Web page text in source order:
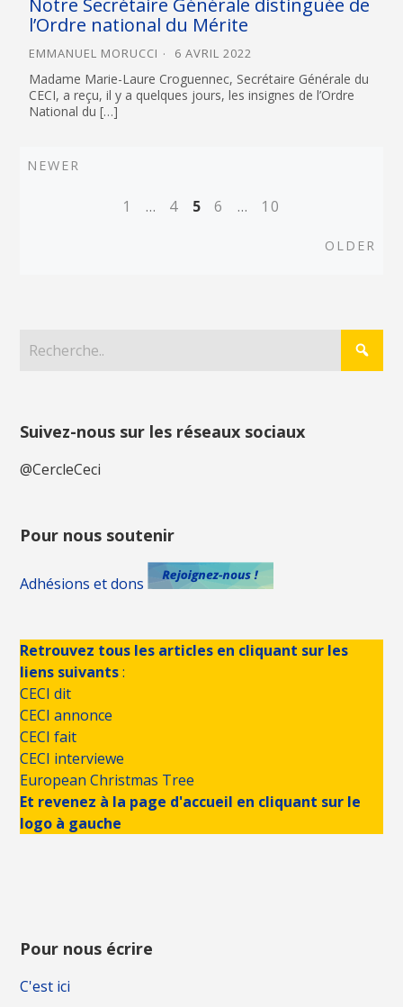
l’Ordre national du Mérite
EMMANUEL MORUCCI 6 AVRIL 2022
Madame Marie-Laure Croguennec, Secrétaire Générale du
CECI, a reçu, il y a quelques jours, les insignes de l’Ordre
National du […]
Newer
NEWER
1 … 4 5 6 …
10
OLDER
Suivez-nous sur les réseaux sociaux
@CercleCeci
Pour nous soutenir
Adhésions et dons
Retrouvez tous les articles en cliquant sur les
liens suivants:
CECI dit
CECI annonce
CECI fait
CECI interviewe
European Christmas Tree
Et revenez à la page d'accueil en cliquant sur le
logo à gauche
Pour nous écrire
C'est ici